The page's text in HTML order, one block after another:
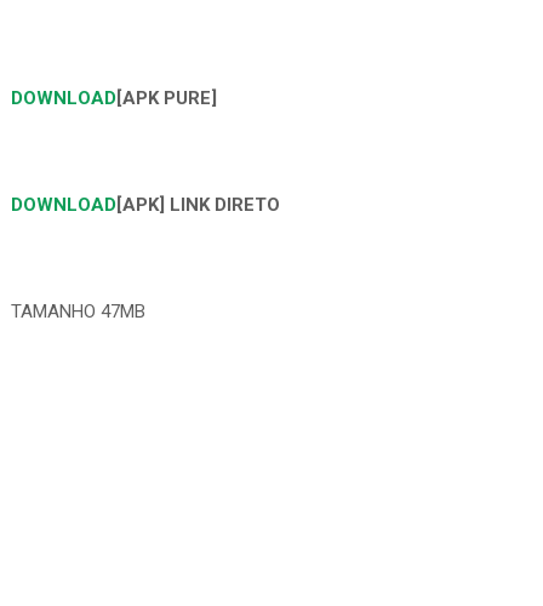
DOWNLOAD[APK PURE]
DOWNLOAD[APK] LINK DIRETO
TAMANHO 47MB